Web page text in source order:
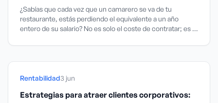
¿Sabías que cada vez que un camarero se va de tu
restaurante, estás perdiendo el equivalente a un año
entero de su salario? No es solo el coste de contratar; es el
rentabilidad.
Rentabilidad3 jun
Estrategias para atraer clientes corporativos: